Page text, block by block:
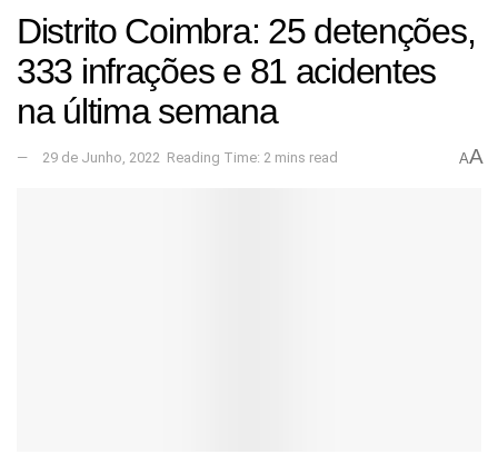
Distrito Coimbra: 25 detenções,
333 infrações e 81 acidentes
na última semana
29 de Junho, 2022 Reading Time: 2 mins read AA